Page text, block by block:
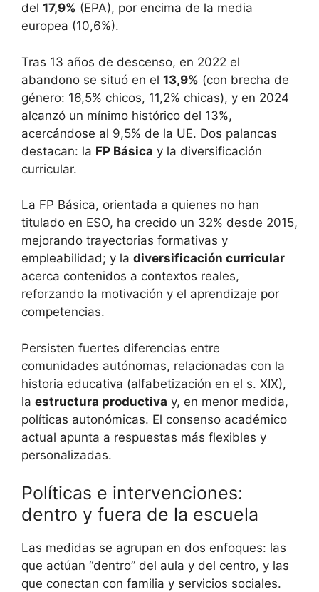
del 17,9% (EPA), por encima de la media
europea (10,6%).
Tras 13 años de descenso, en 2022 el
abandono se situó en el 13,9% (con brecha de
género: 16,5% chicos, 11,2% chicas), y en 2024
alcanzó un mínimo histórico del 13%,
acercándose al 9,5% de la UE. Dos palancas
destacan: la FP Básica y la diversificación
curricular.
La FP Básica, orientada a quienes no han
titulado en ESO, ha crecido un 32% desde 2015,
mejorando trayectorias formativas y
empleabilidad; y la diversificación curricular
acerca contenidos a contextos reales,
reforzando la motivación y el aprendizaje por
competencias.
Persisten fuertes diferencias entre
comunidades autónomas, relacionadas con la
historia educativa (alfabetización en el s. XIX),
la estructura productiva y, en menor medida,
políticas autonómicas. El consenso académico
actual apunta a respuestas más flexibles y
personalizadas.
Políticas e intervenciones:
dentro y fuera de la escuela
Las medidas se agrupan en dos enfoques: las
que actúan “dentro” del aula y del centro, y las
que conectan con familia y servicios sociales.